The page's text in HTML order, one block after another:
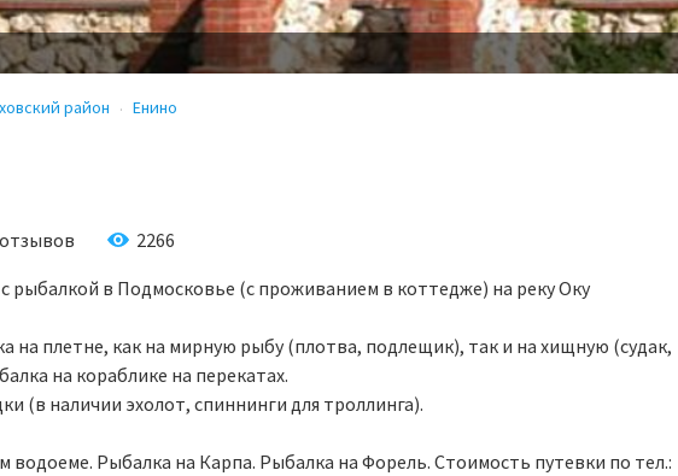
район Енино
отзывов
2266
рыбалкой в Подмосковье (с проживанием в коттедже) на реку Оку
на плетне, как на мирную рыбу (плотва, подлещик), так и на хищную (судак,
на кораблике на перекатах.
(в наличии эхолот, спиннинги для троллинга).
водоеме. Рыбалка на Карпа. Рыбалка на Форель. Стоимость путевки по тел.: